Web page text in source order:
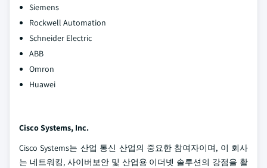
Siemens
Rockwell Automation
Schneider Electric
ABB
Omron
Huawei
Cisco Systems, Inc.
Cisco Systems는 산업 통신 산업의 중요한 참여자이며, 이 회사
는 네트워킹, 사이버보안 및 산업용 이더넷 솔루션의 강점을 활